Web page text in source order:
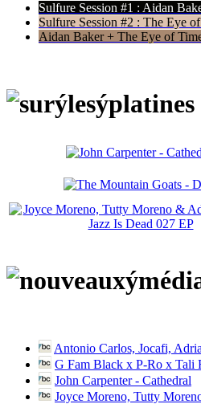
Sulfure Session #1 : Aidan
Sulfure Session #2 : The Eye
Aidan Baker + The Eye of
Antonio Carlos, Jocafi,
G Fam Black x P-Ro x Tali
John Carpenter - Cathedral
Joyce Moreno, Tutty